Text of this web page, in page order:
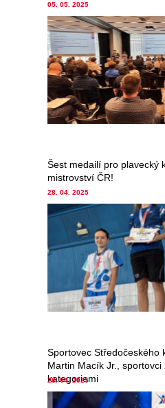
05. 05. 2025
Šest medailí pro plavecký
mistrovství ČR!
28. 04. 2025
Sportovec Středočeského
Martin Macík Jr.,
kategoriemi
28. 04. 2025